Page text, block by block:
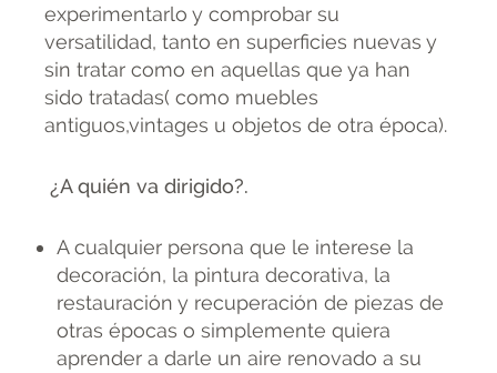
experimentarlo y comprobar su
versatilidad, tanto en superficies nuevas y
sin tratar como en aquellas que ya han
sido tratadas( como muebles
antiguos,vintages u objetos de otra época).
¿A quién va dirigido?.
A cualquier persona que le interese la
decoración, la pintura decorativa, la
restauración y recuperación de piezas de
otras épocas o simplemente quiera
aprender a darle un aire renovado a su